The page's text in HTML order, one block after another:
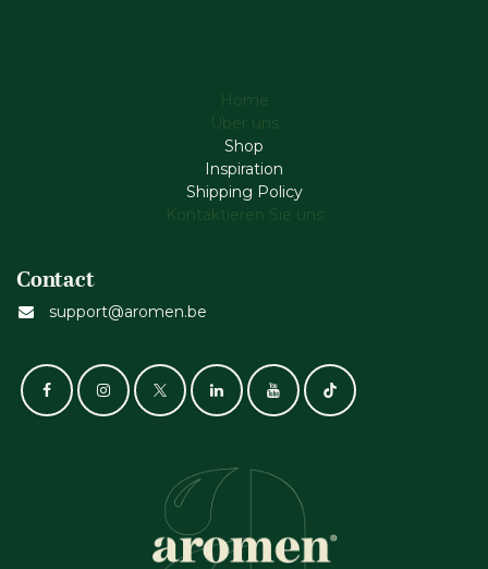
Home
Über uns
Shop
Inspiration
Shipping Policy
Kontaktieren Sie uns
Contact
support@aromen.be